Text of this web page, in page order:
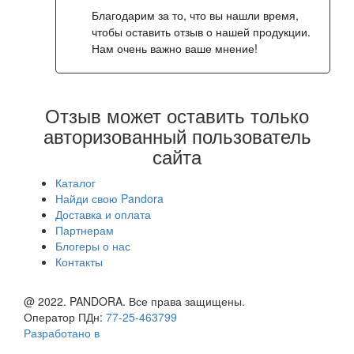
Благодарим за то, что вы нашли время,
чтобы оставить отзыв о нашей продукции.
Нам очень важно ваше мнение!
Отзыв может оставить только
авторизованный пользователь
сайта
Каталог
Найди свою Pandora
Доставка и оплата
Партнерам
Блогеры о нас
Контакты
@ 2022. PANDORA. Все права защищены.
Оператор ПДн: 77-25-463799
Разработано в